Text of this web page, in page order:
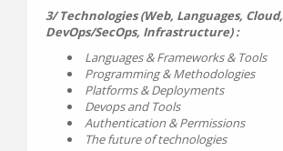
3/ Technologies (Web, Languages, Cloud,
DevOps/SecOps, Infrastructure) :
Languages & Frameworks & Tools
Programming & Methodologies
Platforms & Deployments
Devops and Tools
Authentication & Permissions
The future of technologies